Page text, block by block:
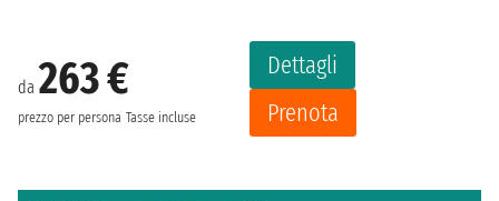
da 263 €
prezzo per persona Tasse incluse
Dettagli
Prenota